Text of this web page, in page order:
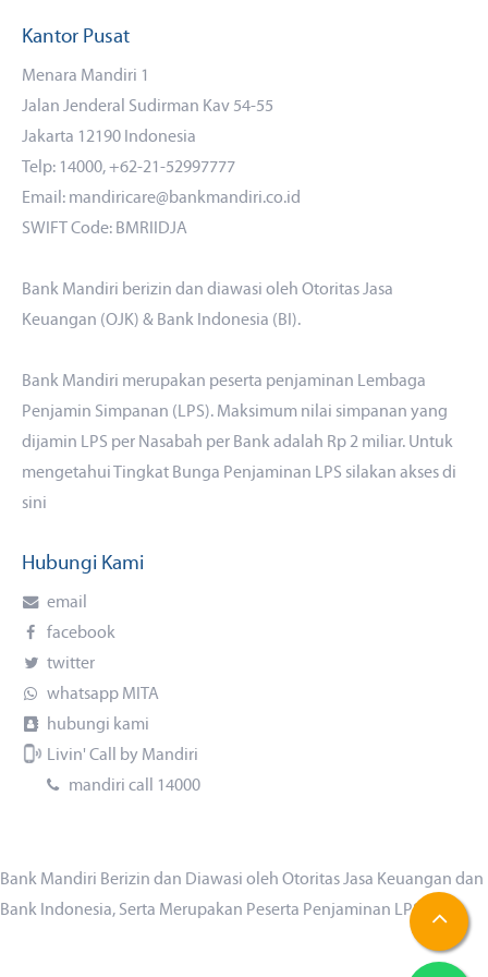
Kantor Pusat
Menara Mandiri 1
Jalan Jenderal Sudirman Kav 54-55
Jakarta 12190 Indonesia
Telp: 14000, +62-21-52997777
Email: mandiricare@bankmandiri.co.id
SWIFT Code: BMRIIDJA
Bank Mandiri berizin dan diawasi oleh Otoritas Jasa
Keuangan (OJK) & Bank Indonesia (BI).
Bank Mandiri merupakan peserta penjaminan Lembaga
Penjamin Simpanan (LPS). Maksimum nilai simpanan yang
dijamin LPS per Nasabah per Bank adalah Rp 2 miliar. Untuk
mengetahui Tingkat Bunga Penjaminan LPS silakan aksesdi
sini
Hubungi Kami
email
facebook
twitter
whatsapp MITA
hubungi kami
Livin' Call by Mandiri
mandiri call 14000
Bank Mandiri Berizin dan Diawasi oleh Otoritas Jasa Keuangan dan
Bank Indonesia, Serta Merupakan Peserta Penjaminan LPS